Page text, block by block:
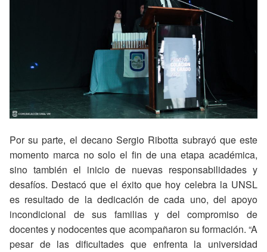
Por su parte, el decano Sergio Ribotta subrayó que este
momento marca no solo el fin de una etapa académica,
sino también el inicio de nuevas responsabilidades y
desafíos. Destacó que el éxito que hoy celebra la UNSL
es resultado de la dedicación de cada uno, del apoyo
incondicional de sus familias y del compromiso de
docentes y nodocentes que acompañaron su formación. “A
pesar de las dificultades que enfrenta la universidad